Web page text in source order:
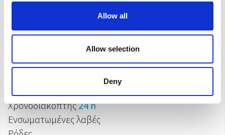
Allow all
Allow selection
Deny
2 διαθέσιμα μοντέλα
(μέγ. θερμική ισχύς:
CaldoRad 9 Digital(μέγ. θερμική ισχύς:2000 W)
Ψηφιακά στοιχεία ελέγχου
700έως
Χρονοδιακόπτης24 h
Ενσωματωμένες λαβές